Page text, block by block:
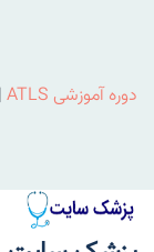
دوره آموزشی ATLS |